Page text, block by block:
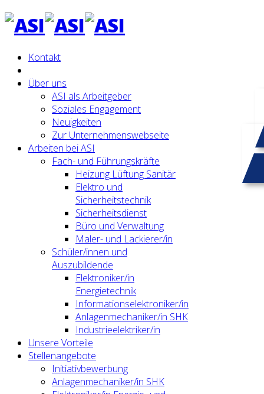
Kontakt
Über uns
ASI als Arbeitgeber
Soziales Engagement
Neuigkeiten
Zur Unternehmenswebseite
Arbeiten bei ASI
Fach- und Führungskräfte
Heizung Lüftung Sanitär
Elektro und
Sicherheitstechnik
Sicherheitsdienst
Büro und Verwaltung
Maler- und Lackierer/in
Schüler/innen und
Auszubildende
Elektroniker/in
Energietechnik
Informationselektroniker/in
Anlagenmechaniker/in SHK
Industrieelektriker/in
Unsere Vorteile
Stellenangebote
Initiativbewerbung
Anlagenmechaniker/in SHK